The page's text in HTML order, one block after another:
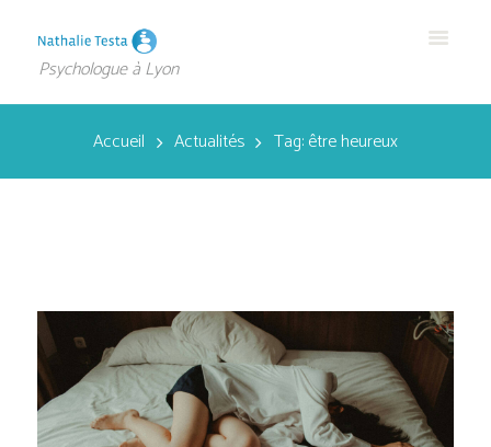
Psychologue à Lyon
Accueil Actualités Tag: être heureux